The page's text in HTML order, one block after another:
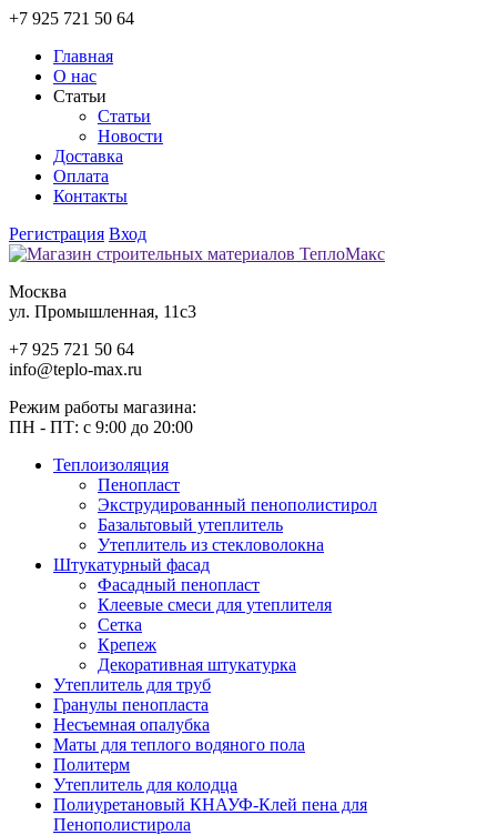
+7 925 721 50 64
Главная
О нас
Статьи
Статьи
Новости
Доставка
Оплата
Контакты
Регистрация Вход
Москва
ул. Промышленная, 11c3
+7 925 721 50 64
info@teplo-max.ru
Режим работы магазина:
ПН - ПТ: с 9:00 до 20:00
Теплоизоляция
Пенопласт
Экструдированный пенополистирол
Базальтовый утеплитель
Утеплитель из стекловолокна
Штукатурный фасад
Фасадный пенопласт
Клеевые смеси для утеплителя
Сетка
Крепеж
Декоративная штукатурка
Утеплитель для труб
Гранулы пенопласта
Несъемная опалубка
Маты для теплого водяного пола
Политерм
Утеплитель для колодца
Полиуретановый КНАУФ-Клей пена для
Пенополистирола